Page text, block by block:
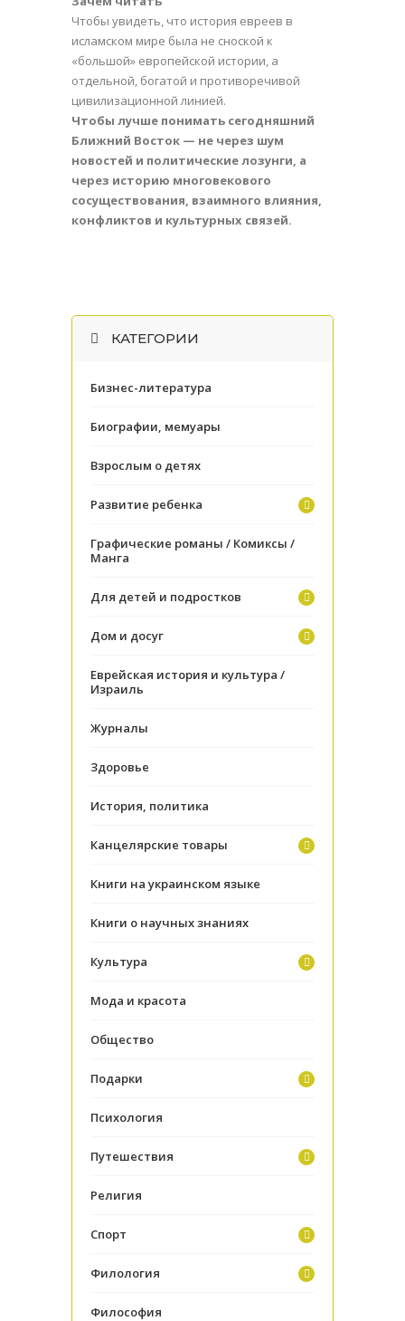
Чтобы увидеть, что история евреев в
исламском мире была не сноской к
«большой» европейской истории, а
отдельной, богатой и противоречивой
цивилизационной линией.
Чтобы лучше понимать сегодняшний
Ближний Восток — не через шум
новостей и политические лозунги, а
через историю многовекового
сосуществования, взаимного влияния,
конфликтов и культурных связей.
КАТЕГОРИИ
Бизнес-литература
Биографии, мемуары
Взрослым о детях
Развитие ребенка
Графические романы / Комиксы /
Манга
Для детей и подростков
Дом и досуг
Еврейская история и культура /
Израиль
Журналы
Здоровье
История, политика
Канцелярские товары
Книги на украинском языке
Книги о научных знаниях
Культура
Мода и красота
Общество
Подарки
Психология
Путешествия
Религия
Спорт
Филология
Философия